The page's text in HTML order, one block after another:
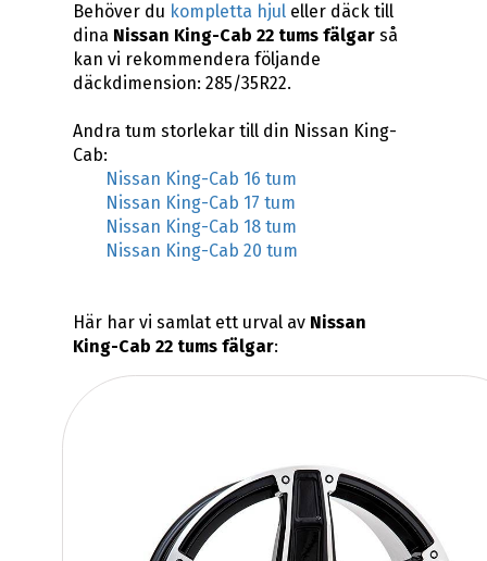
Behöver du kompletta hjul eller däck till
dina Nissan King-Cab 22 tums fälgar så
kan vi rekommendera följande
däckdimension: 285/35R22.
Andra tum storlekar till din Nissan King-
Cab:
Nissan King-Cab 16 tum
Nissan King-Cab 17 tum
Nissan King-Cab 18 tum
Nissan King-Cab 20 tum
Här har vi samlat ett urval av Nissan
King-Cab 22 tums fälgar: